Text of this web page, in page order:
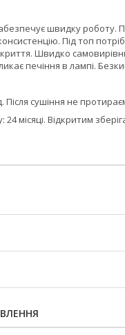
швидку роботу.
Під топ
Швидко
печіння в лампі.
Після сушіння не
місяці. Відкритим